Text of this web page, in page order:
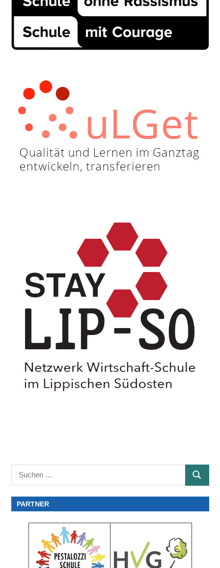
Suchen
nach:
SUCHEN
PARTNER